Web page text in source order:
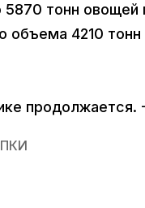
тонн овощей
объема 4210
продолжается.